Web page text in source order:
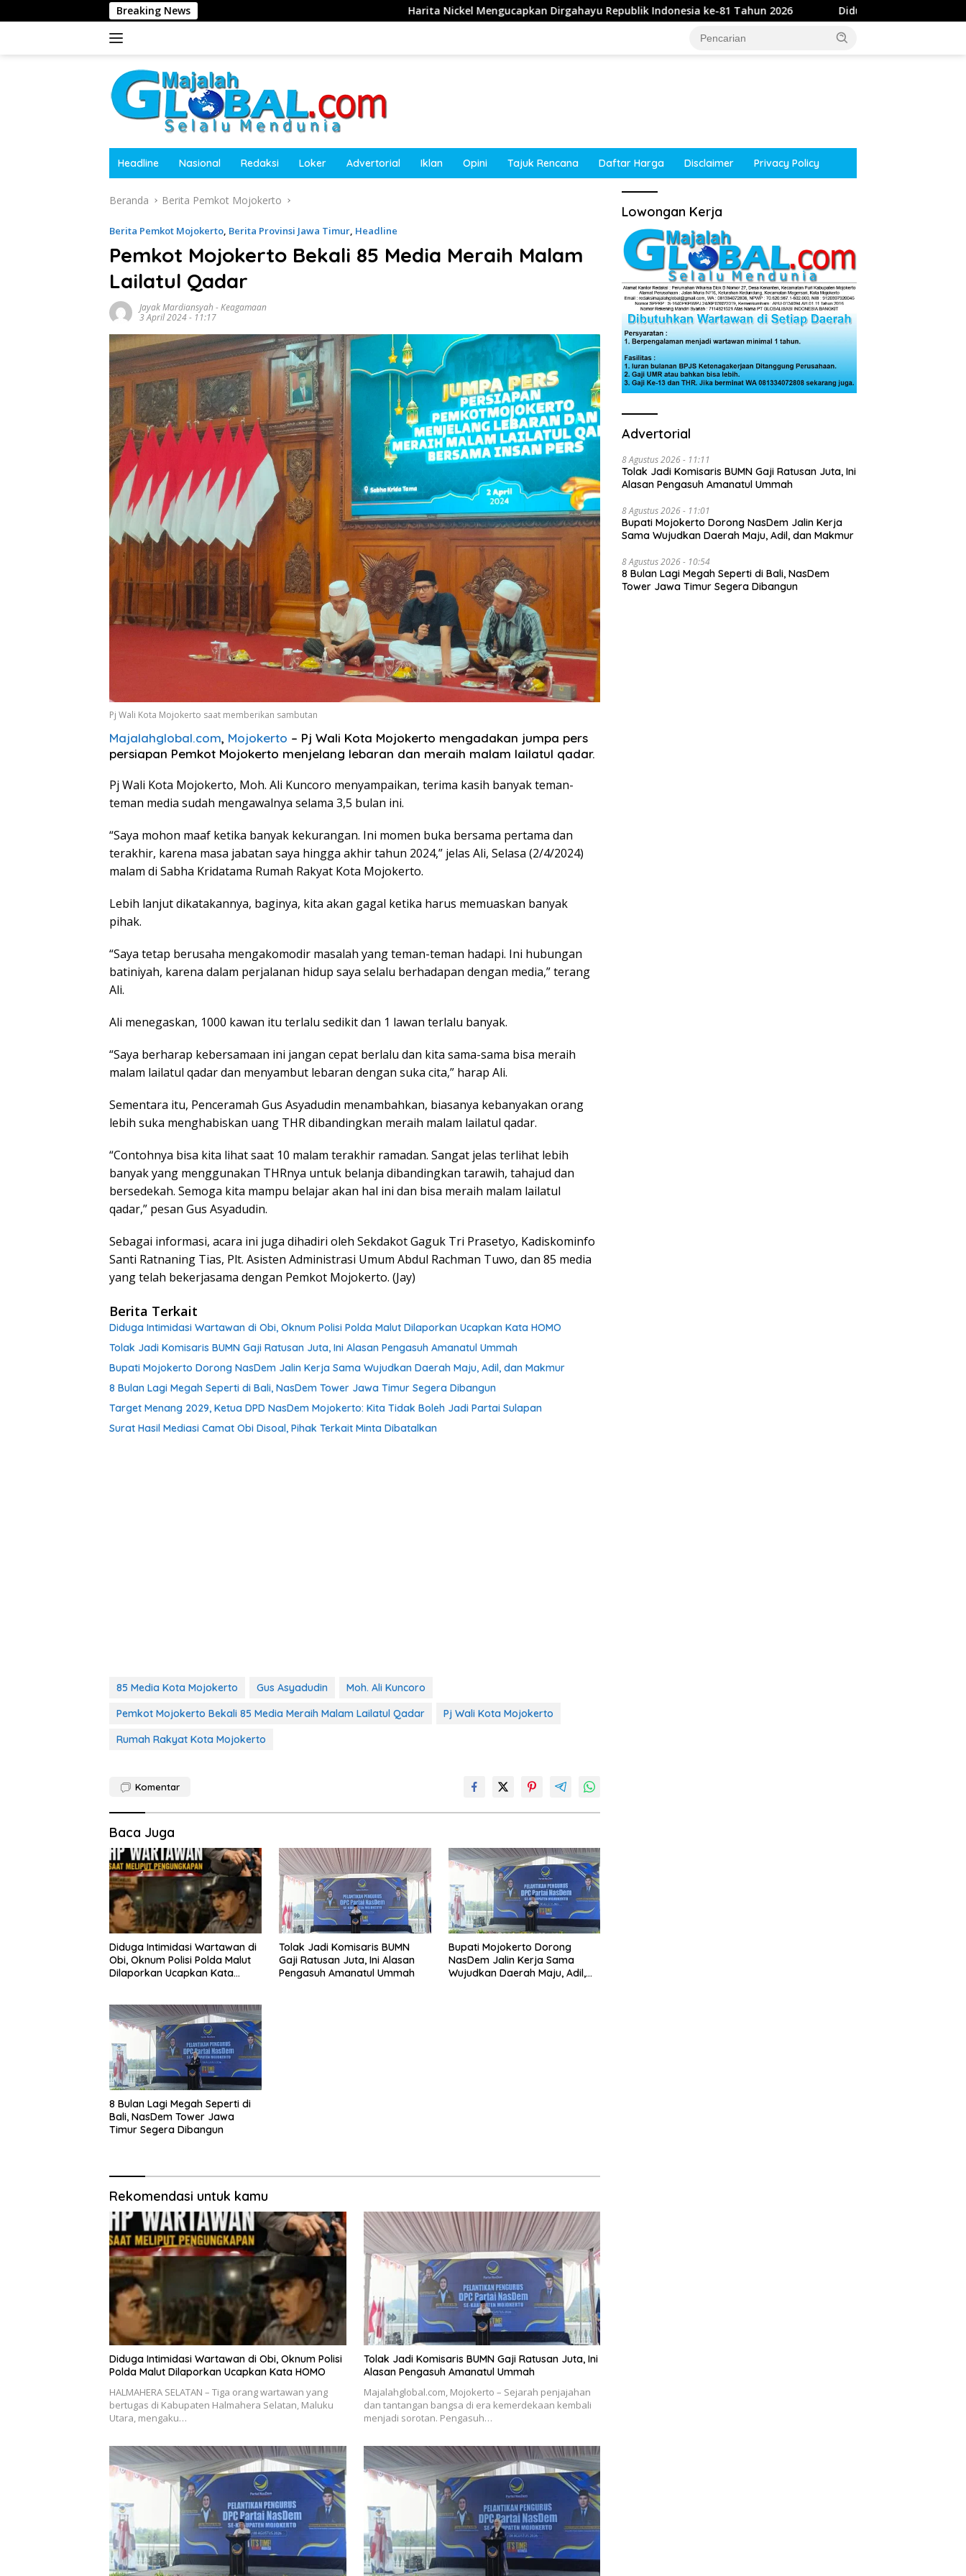
ke
Breaking News Harita Nickel Mengucapkan Dirgahayu Republik Indonesia ke-81 Tahun 2026 Diduga Intimidasi Wartawan di Obi,
Headline Nasional Redaksi Loker Advertorial Iklan Opini Tajuk Rencana Daftar Harga Disclaimer Privacy Policy
Beranda Berita Pemkot Mojokerto
Berita Pemkot Mojokerto, Berita Provinsi Jawa Timur, Headline
Pemkot Mojokerto Bekali 85 Media Meraih Malam
Lailatul Qadar
Jayak Mardiansyah -Keagamaan
3 April 2024 - 11:17
Pj Wali Kota Mojokerto saat memberikan sambutan
Majalahglobal.com, Mojokerto – Pj Wali Kota Mojokerto mengadakan jumpa pers
persiapan Pemkot Mojokerto menjelang lebaran dan meraih malam lailatul qadar.
Pj Wali Kota Mojokerto, Moh. Ali Kuncoro menyampaikan, terima kasih banyak teman-
teman media sudah mengawalnya selama 3,5 bulan ini.
“Saya mohon maaf ketika banyak kekurangan. Ini momen buka bersama pertama dan
terakhir, karena masa jabatan saya hingga akhir tahun 2024,” jelas Ali, Selasa (2/4/2024)
malam di Sabha Kridatama Rumah Rakyat Kota Mojokerto.
Lebih lanjut dikatakannya, baginya, kita akan gagal ketika harus memuaskan banyak
pihak.
“Saya tetap berusaha mengakomodir masalah yang teman-teman hadapi. Ini hubungan
batiniyah, karena dalam perjalanan hidup saya selalu berhadapan dengan media,” terang
Ali.
Ali menegaskan, 1000 kawan itu terlalu sedikit dan 1 lawan terlalu banyak.
“Saya berharap kebersamaan ini jangan cepat berlalu dan kita sama-sama bisa meraih
malam lailatul qadar dan menyambut lebaran dengan suka cita,” harap Ali.
Sementara itu, Penceramah Gus Asyadudin menambahkan, biasanya kebanyakan orang
lebih suka menghabiskan uang THR dibandingkan meraih malam lailatul qadar.
“Contohnya bisa kita lihat saat 10 malam terakhir ramadan. Sangat jelas terlihat lebih
banyak yang menggunakan THRnya untuk belanja dibandingkan tarawih, tahajud dan
bersedekah. Semoga kita mampu belajar akan hal ini dan bisa meraih malam lailatul
qadar,” pesan Gus Asyadudin.
Sebagai informasi, acara ini juga dihadiri oleh Sekdakot Gaguk Tri Prasetyo, Kadiskominfo
Santi Ratnaning Tias, Plt. Asisten Administrasi Umum Abdul Rachman Tuwo, dan 85 media
yang telah bekerjasama dengan Pemkot Mojokerto. (Jay)
Berita Terkait
Diduga Intimidasi Wartawan di Obi, Oknum Polisi Polda Malut Dilaporkan Ucapkan Kata HOMO
Tolak Jadi Komisaris BUMN Gaji Ratusan Juta, Ini Alasan Pengasuh Amanatul Ummah
Bupati Mojokerto Dorong NasDem Jalin Kerja Sama Wujudkan Daerah Maju, Adil, dan Makmur
8 Bulan Lagi Megah Seperti di Bali, NasDem Tower Jawa Timur Segera Dibangun
Target Menang 2029, Ketua DPD NasDem Mojokerto: Kita Tidak Boleh Jadi Partai Sulapan
Surat Hasil Mediasi Camat Obi Disoal, Pihak Terkait Minta Dibatalkan
85 Media Kota Mojokerto Gus Asyadudin
Moh. Ali Kuncoro
Pemkot Mojokerto Bekali 85 Media Meraih Malam Lailatul Qadar
Pj Wali Kota Mojokerto
Rumah Rakyat Kota Mojokerto
Komentar
Baca Juga
Diduga Intimidasi Wartawan di
Obi, Oknum Polisi Polda Malut
Dilaporkan Ucapkan Kata
Tolak Jadi Komisaris BUMN
Gaji Ratusan Juta, Ini Alasan
Pengasuh Amanatul Ummah
Bupati Mojokerto Dorong
NasDem Jalin Kerja Sama
Wujudkan Daerah Maju, Adil,
8 Bulan Lagi Megah Seperti di
Bali, NasDem Tower Jawa
Timur Segera Dibangun
Rekomendasi untuk kamu
Diduga Intimidasi Wartawan di Obi, Oknum Polisi
Polda Malut Dilaporkan Ucapkan Kata HOMO
HALMAHERA SELATAN – Tiga orang wartawan yang
bertugas di Kabupaten Halmahera Selatan, Maluku
Utara, mengaku…
Tolak Jadi Komisaris BUMN Gaji Ratusan Juta, Ini
Alasan Pengasuh Amanatul Ummah
Majalahglobal.com, Mojokerto – Sejarah penjajahan
dan tantangan bangsa di era kemerdekaan kembali
menjadi sorotan. Pengasuh…
Lowongan Kerja
Advertorial
8 Agustus 2026 - 11:11
Tolak Jadi Komisaris BUMN Gaji Ratusan Juta, Ini
Alasan Pengasuh Amanatul Ummah
8 Agustus 2026 - 11:01
Bupati Mojokerto Dorong NasDem Jalin Kerja
Sama Wujudkan Daerah Maju, Adil, dan Makmur
8 Agustus 2026 - 10:54
8 Bulan Lagi Megah Seperti di Bali, NasDem
Tower Jawa Timur Segera Dibangun